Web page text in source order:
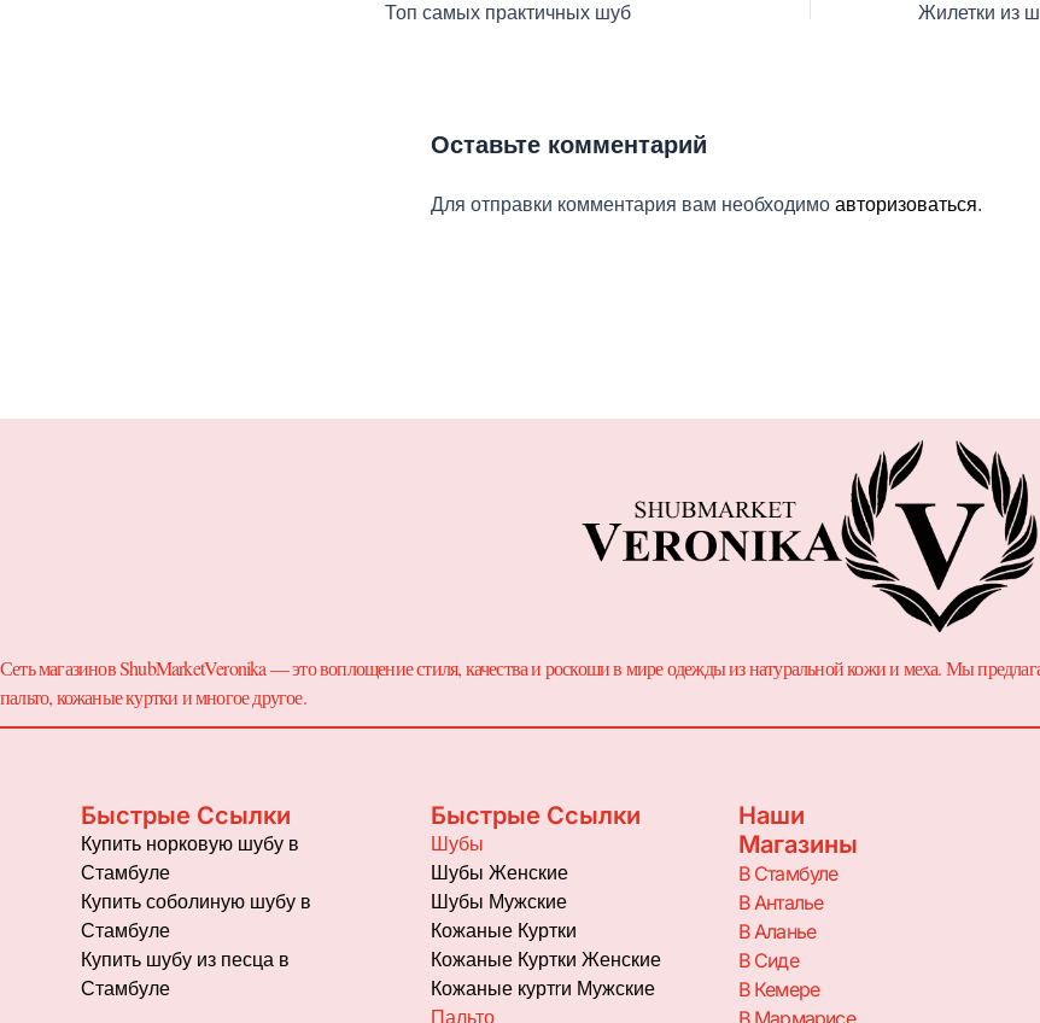
Топ самых практичных шуб
Оставьте комментарий
Для отправки комментария вам необходимо авторизоваться.
Сеть магазинов ShubMarketVeronika — это воплощение стиля, качества и роскоши в мире одежды из натуральной кожи и меха. Мы
пальто, кожаные куртки и многое другое.
Быстрые Ссылки
Купить норковую шубу в
Стамбуле
Купить соболиную шубу в
Стамбуле
Купить шубу из песца в
Стамбуле
Быстрые Ссылки
Шубы
Шубы Женские
Шубы Мужские
Кожаные Куртки
Кожаные Куртки Женские
Кожаные куртrи Мужские
Наши
Магазины
В Стамбуле
В Анталье
В Аланье
В Сиде
В Кемере